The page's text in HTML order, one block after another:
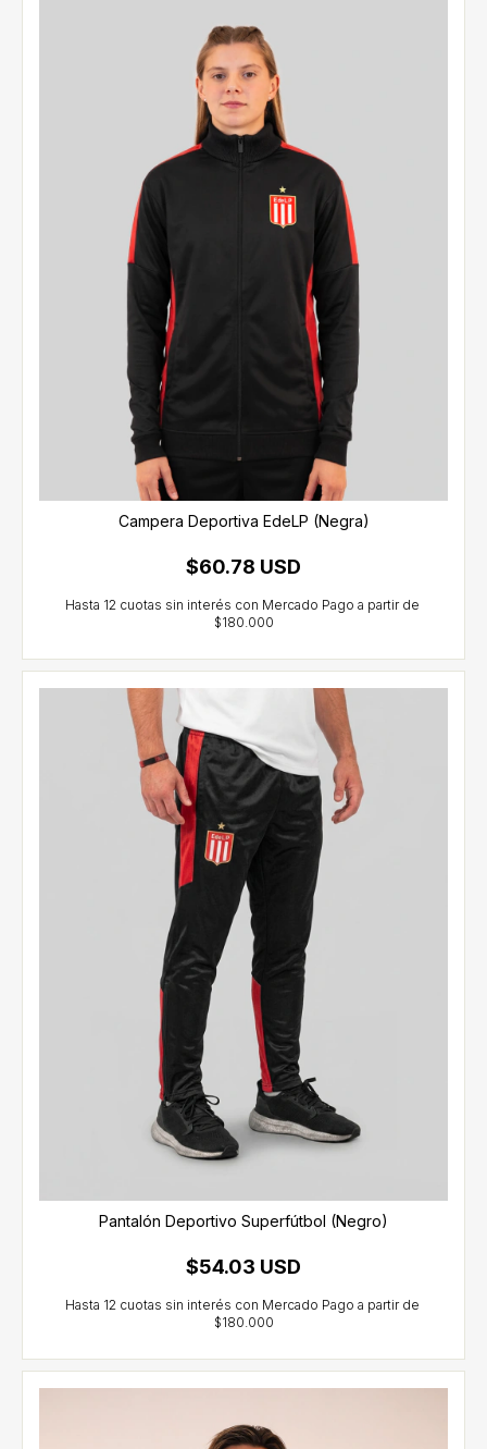
Campera Deportiva EdeLP (Negra)
$60.78 USD
Pantalón Deportivo Superfútbol (Negro)
$54.03 USD